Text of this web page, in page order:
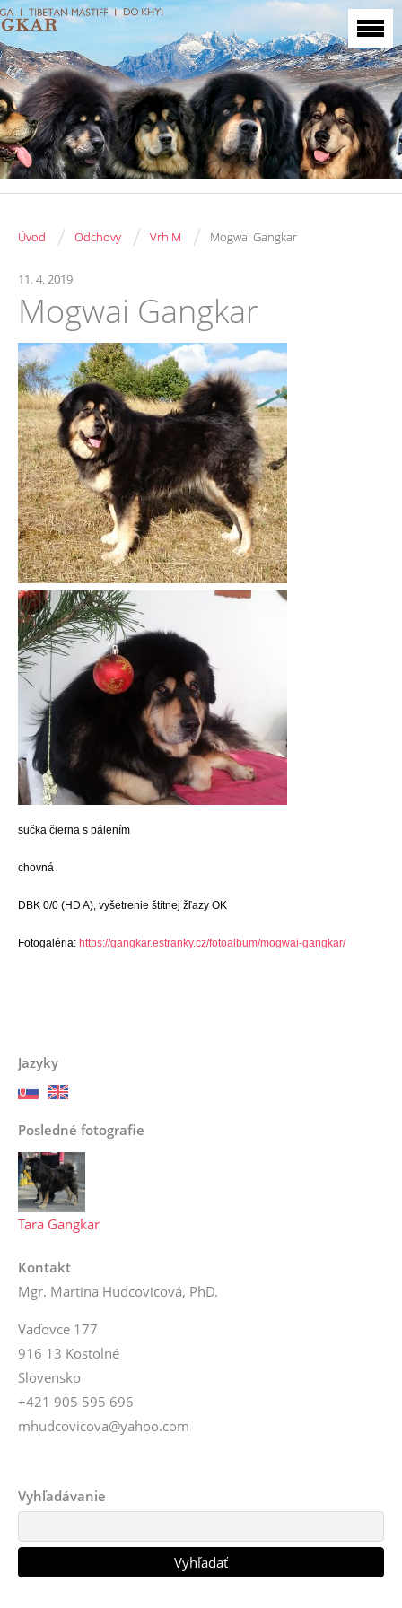
Úvod / Odchovy / Vrh M / Mogwai Gangkar
11. 4. 2019
Mogwai Gangkar
sučka čierna s pálením
chovná
DBK 0/0 (HD A), vyšetrenie štítnej žľazy OK
Fotogaléria: https://gangkar.estranky.cz/fotoalbum/mogwai-gangkar/
Jazyky
Posledné fotografie
Tara Gangkar
Kontakt
Mgr. Martina Hudcovicová, PhD.
Vaďovce 177
916 13 Kostolné
Slovensko
+421 905 595 696
mhudcovicova@yahoo.com
Vyhľadávanie